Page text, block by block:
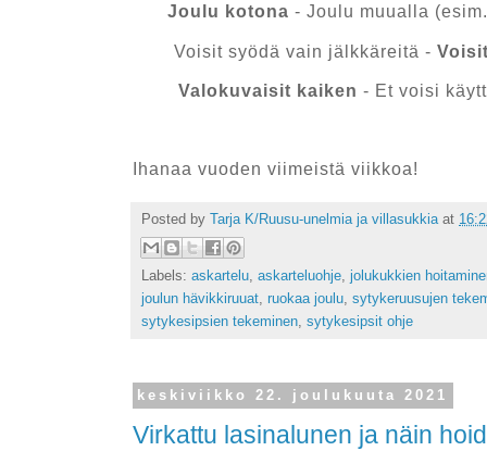
Joulu kotona - Joulu muualla
Voisit syödä vain jälkkäreitä -
Valokuvaisit kaiken - Et voisi
Ihanaa vuoden viimeistä viikkoa!
Posted by Tarja K/Ruusu-unelmia ja villasukkia at
Labels: askartelu askarteluohje jolukukkien
joulun hävikkiruuat ruokaa joulu sytykeruusujen
sytykesipsien tekeminen sytykesipsit ohje
keskiviikko 22. joulukuuta 2021
Virkattu lasinalunen ja näin